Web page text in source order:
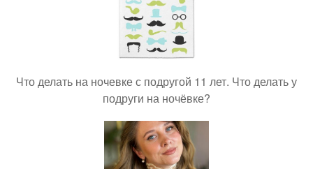
Что делать на ночевке с подругой 11 лет. Что делать у
подруги на ночёвке?